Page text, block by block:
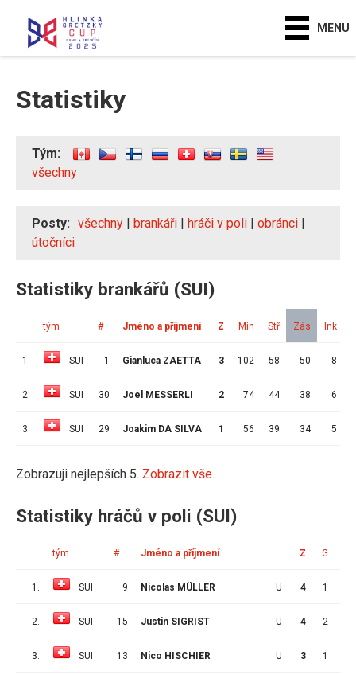
MENU
Statistiky
Tým:
všechny
Posty: všechny | brankáři | hráči v poli | obránci |
útočníci
Statistiky brankářů (SUI)
tým # Jméno a příjmení Z Min Stř Zás Ink
1. SUI 1 Gianluca ZAETTA 3 102 58 50 8
2. SUI 30 Joel MESSERLI 2 74 44 38 6
3. SUI 29 Joakim DA SILVA 1 56 39 34 5
Zobrazuji nejlepších 5. Zobrazit vše.
Statistiky hráčů v poli (SUI)
tým # Jméno a příjmení Z G
1. SUI 9 Nicolas MÜLLER U 4 1
2. SUI 15 Justin SIGRIST U 4 2
3. SUI 13 Nico HISCHIER U 3 1